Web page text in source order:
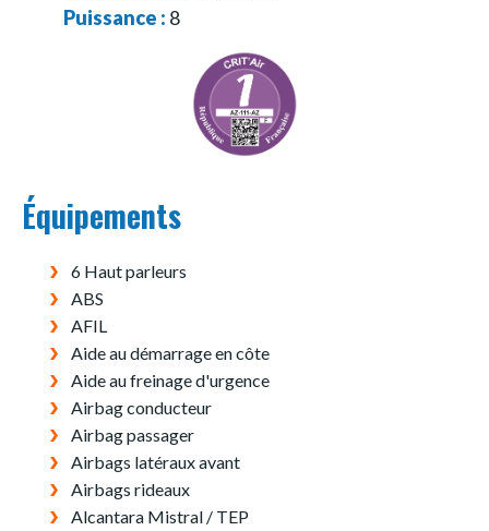
Puissance : 8
Équipements
6 Haut parleurs
ABS
AFIL
Aide au démarrage en côte
Aide au freinage d'urgence
Airbag conducteur
Airbag passager
Airbags latéraux avant
Airbags rideaux
Alcantara Mistral / TEP